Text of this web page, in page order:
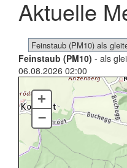
Aktuelle
Feinstaub (PM10) - als
06.08.2026 02:00
+
–